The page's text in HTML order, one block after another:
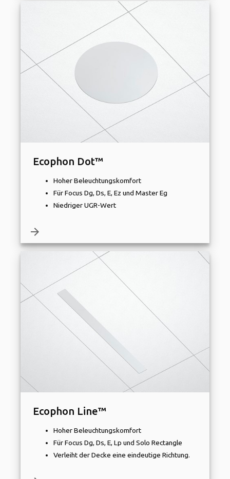
Ecophon Dot™
Hoher Beleuchtungskomfort
Für Focus Dg, Ds, E, Ez und Master Eg
Niedriger UGR-Wert
arrow_forward
Ecophon Line™
Hoher Beleuchtungskomfort
Für Focus Dg, Ds, E, Lp und Solo Rectangle
Verleiht der Decke eine eindeutige Richtung.